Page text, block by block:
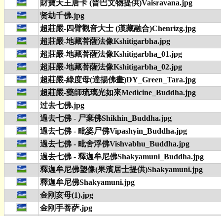
財寶天王唐卡 (普巴文物提供)Vaisravana.jpg
贤劫千佛.jpg
超莊嚴-四臂觀音大士 (漢藏融合)Chenrizg.jpg
超莊嚴-地藏菩薩法像Kshitigarbha.jpg
超莊嚴-地藏菩薩法像Kshitigarbha_01.jpg
超莊嚴-地藏菩薩法像Kshitigarbha_02.jpg
超莊嚴-綠度母(達揚佛畫)DY_Green_Tara.jpg
超莊嚴-藥師琉璃光如來Medicine_Buddha.jpg
过去七佛.jpg
過去七佛 - 尸棄佛Shikhin_Buddha.jpg
過去七佛 - 毗婆尸佛Vipashyin_Buddha.jpg
過去七佛 - 毗舍浮佛Vishvabhu_Buddha.jpg
過去七佛 - 釋迦牟尼佛Shakyamuni_Buddha.jpg
釋迦牟尼佛塑像(果濱居士提供)Shakyamuni.jpg
釋迦牟尼佛Shakyamuni.jpg
金刚亥母(1).jpg
金刚手菩萨.jpg